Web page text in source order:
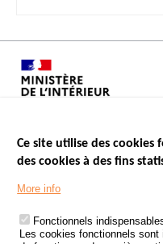
Menu
Footer
LES SITES PUBLICS
ÉTAT DE L’INSÉCURITÉ
TRAITEMENT DES DONNÉES
Ce site utilise des cookies
des cookies à des fins
More info
Fonctionnels
Les cookies fonctionnels